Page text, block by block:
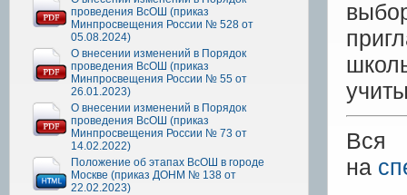
проведения ВсОШ (приказ
Минпросвещения России № 528 от
05.08.2024)
О внесении изменений в Порядок
проведения ВсОШ (приказ
Минпросвещения России № 55 от
26.01.2023)
О внесении изменений в Порядок
проведения ВсОШ (приказ
Минпросвещения России № 73 от
14.02.2022)
Положение об этапах ВсОШ в городе
Москве (приказ ДОНМ № 138 от
22.02.2023)
Вся
на